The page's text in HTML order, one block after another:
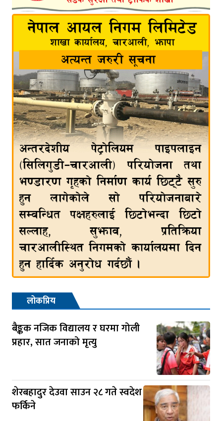
लोकप्रिय
बैङ्कक नजिक विद्यालय र घरमा गोली
प्रहार, सात जनाको मृत्यु
शेरबहादुर देउवा साउन २८ गते स्वदेश
फर्किने